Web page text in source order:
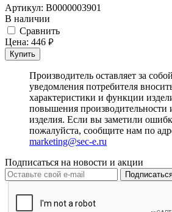
Артикул: В0000003901
В наличии
Cравнить
Цена: 446 руб.
Купить
Производитель оставляет за
уведомления потребителя
характеристики и функции
повышения производительности
изделия. Если вы заметили
пожалуйста, сообщите нам по
marketing@sec-e.ru
Подписаться на новости и акции